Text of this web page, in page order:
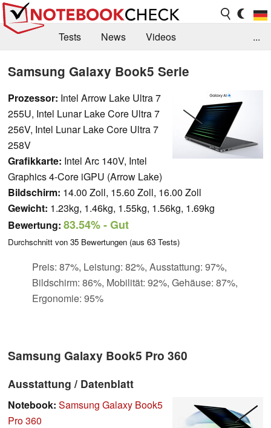
Tests News
Videos
Forum
...
Samsung Galaxy Book5 Serie
Prozessor: Intel Arrow Lake Ultra 7
255U, Intel Lunar Lake Core Ultra 7
256V, Intel Lunar Lake Core Ultra 7
258V
Grafikkarte: Intel Arc 140V, Intel
Graphics 4-Core iGPU (Arrow Lake)
Bildschirm: 14.00 Zoll, 15.60 Zoll, 16.00 Zoll
Gewicht: 1.23kg, 1.46kg, 1.55kg, 1.56kg, 1.69kg
Bewertung: 83.54%- Gut
Durchschnitt von 35 Bewertungen (aus 63 Tests)
Preis: 87%, Leistung: 82%, Ausstattung: 97%,
Bildschirm: 86%, Mobilität: 92%, Gehäuse: 87%,
Ergonomie: 95%
Samsung Galaxy Book5 Pro 360
Ausstattung / Datenblatt
Notebook: Samsung Galaxy Book5
Pro 360